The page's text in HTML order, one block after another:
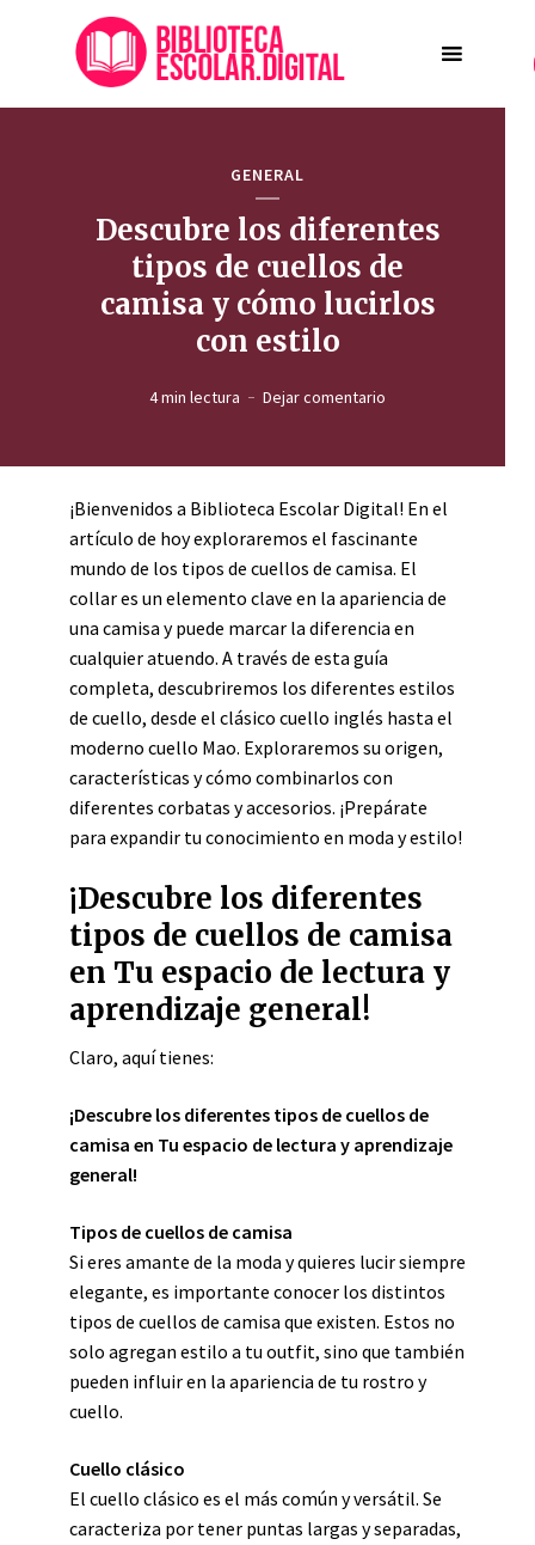
GENERAL
Descubre los diferentes
tipos de cuellos de
camisa y cómo lucirlos
con estilo
4 min lectura Dejar comentario
¡Bienvenidos a Biblioteca Escolar Digital! En el
artículo de hoy exploraremos el fascinante
mundo de los tipos de cuellos de camisa. El
collar es un elemento clave en la apariencia de
una camisa y puede marcar la diferencia en
cualquier atuendo. A través de esta guía
completa, descubriremos los diferentes estilos
de cuello, desde el clásico cuello inglés hasta el
moderno cuello Mao. Exploraremos su origen,
características y cómo combinarlos con
diferentes corbatas y accesorios. ¡Prepárate
para expandir tu conocimiento en moda y estilo!
¡Descubre los diferentes
tipos de cuellos de camisa
en Tu espacio de lectura y
aprendizaje general!
Claro, aquí tienes:
¡Descubre los diferentes tipos de cuellos de
camisa en Tu espacio de lectura y aprendizaje
general!
Tipos de cuellos de camisa
Si eres amante de la moda y quieres lucir siempre
elegante, es importante conocer los distintos
tipos de cuellos de camisa que existen. Estos no
solo agregan estilo a tu outfit, sino que también
pueden influir en la apariencia de tu rostro y
cuello.
Cuello clásico
El cuello clásico es el más común y versátil. Se
caracteriza por tener puntas largas y separadas,